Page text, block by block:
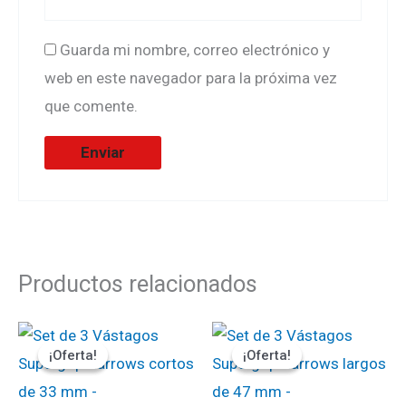
Guarda mi nombre, correo electrónico y
web en este navegador para la próxima vez
que comente.
Productos relacionados
¡Oferta!
¡Oferta!
El
precio
original
₡2000.
El
precio
actual
¡Oferta!
¡Oferta!
El
precio
original
₡2000.
El
precio
actual